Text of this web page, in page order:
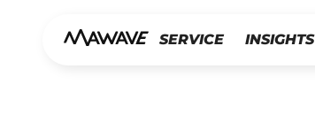
SERVICE INSIGHTS